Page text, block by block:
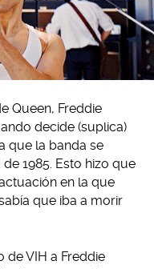
Queen, Freddie
decide (suplica)
que la banda se
1985. Esto hizo que
en la que
que iba a morir
de VIH a Freddie